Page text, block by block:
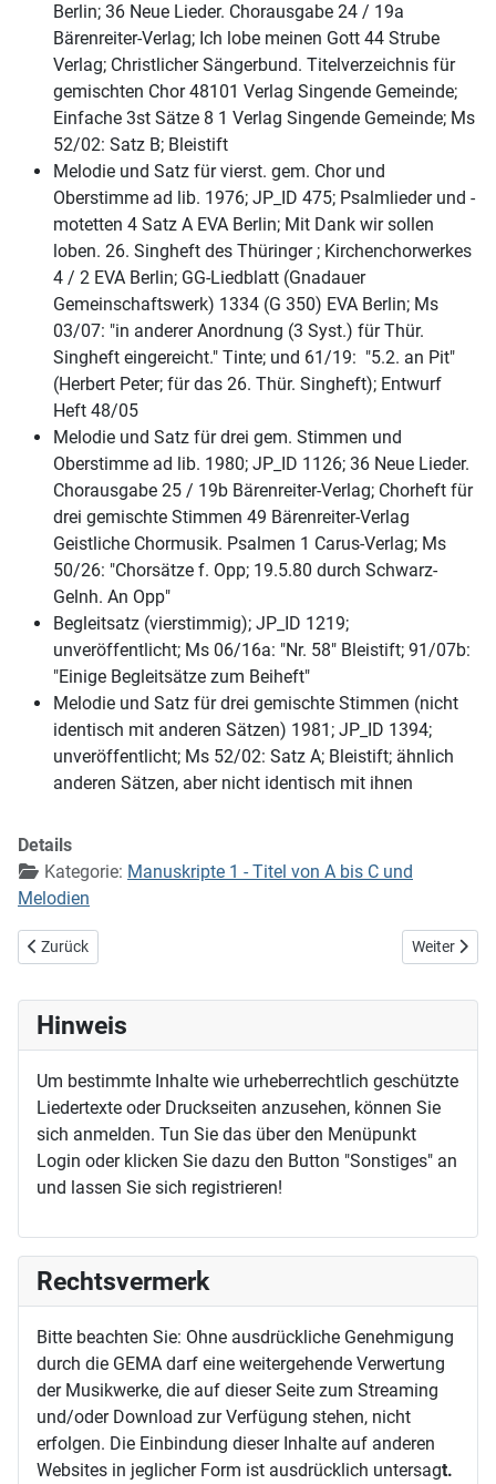
Berlin; 36 Neue Lieder. Chorausgabe 24 / 19a
Bärenreiter-Verlag; Ich lobe meinen Gott 44 Strube
Verlag; Christlicher Sängerbund. Titelverzeichnis für
gemischten Chor 48101 Verlag Singende Gemeinde;
Einfache 3st Sätze 8 1 Verlag Singende Gemeinde; Ms
52/02: Satz B; Bleistift
Melodie und Satz für vierst. gem. Chor und
Oberstimme ad lib. 1976; JP_ID 475; Psalmlieder und -
motetten 4 Satz A EVA Berlin; Mit Dank wir sollen
loben. 26. Singheft des Thüringer ; Kirchenchorwerkes
4 / 2 EVA Berlin; GG-Liedblatt (Gnadauer
Gemeinschaftswerk) 1334 (G 350) EVA Berlin; Ms
03/07: "in anderer Anordnung (3 Syst.) für Thür.
Singheft eingereicht." Tinte; und 61/19: "5.2. an Pit"
(Herbert Peter; für das 26. Thür. Singheft); Entwurf
Heft 48/05
Melodie und Satz für drei gem. Stimmen und
Oberstimme ad lib. 1980; JP_ID 1126; 36 Neue Lieder.
Chorausgabe 25 / 19b Bärenreiter-Verlag; Chorheft für
drei gemischte Stimmen 49 Bärenreiter-Verlag
Geistliche Chormusik. Psalmen 1 Carus-Verlag; Ms
50/26: "Chorsätze f. Opp; 19.5.80 durch Schwarz-
Gelnh. An Opp"
Begleitsatz (vierstimmig); JP_ID 1219;
unveröffentlicht; Ms 06/16a: "Nr. 58" Bleistift; 91/07b:
"Einige Begleitsätze zum Beiheft"
Melodie und Satz für drei gemischte Stimmen (nicht
identisch mit anderen Sätzen) 1981; JP_ID 1394;
unveröffentlicht; Ms 52/02: Satz A; Bleistift; ähnlich
anderen Sätzen, aber nicht identisch mit ihnen
Details
Kategorie: Manuskripte 1 - Titel von A bis C und
Melodien
Vorheriger Beitrag: Herr, segne und behüte mich
Zurück Nächster
Weiter
Hinweis
Um bestimmte Inhalte wie urheberrechtlich geschützte
Liedertexte oder Druckseiten anzusehen, können Sie
sich anmelden. Tun Sie das über den Menüpunkt
Login oder klicken Sie dazu den Button "Sonstiges" an
und lassen Sie sich registrieren!
Rechtsvermerk
Bitte beachten Sie: Ohne ausdrückliche Genehmigung
durch die GEMA darf eine weitergehende Verwertung
der Musikwerke, die auf dieser Seite zum Streaming
und/oder Download zur Verfügung stehen, nicht
erfolgen. Die Einbindung dieser Inhalte auf anderen
Websites in jeglicher Form ist ausdrücklich untersagt.